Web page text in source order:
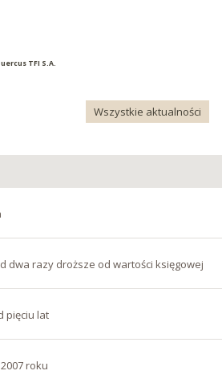
TFI S.A.
Wszystkie aktualności
dwa razy droższe od wartości księgowej
pięciu lat
roku